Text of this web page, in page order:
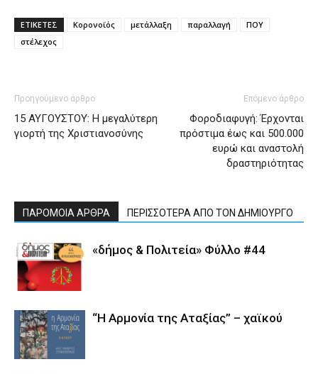
ΕΤΙΚΕΤΕΣ Κορονοϊός μετάλλαξη παραλλαγή
ΠΟΥ
στέλεχος
Προηγούμενο άρθρο
15 ΑΥΓΟΥΣΤΟΥ: Η μεγαλύτερη
γιορτή της Χριστιανοσύνης
Επόμενο άρθρο
Φοροδιαφυγή: Έρχονται
πρόστιμα έως και 500.000
ευρώ και αναστολή
δραστηριότητας
ΠΑΡΟΜΟΙΑ ΑΡΘΡΑ ΠΕΡΙΣΣΟΤΕΡΑ ΑΠΟ ΤΟΝ ΔΗΜΙΟΥΡΓΟ
«δήμος & Πολιτεία» Φύλλο #44
“Η Αρμονία της Αταξίας” – χαϊκού